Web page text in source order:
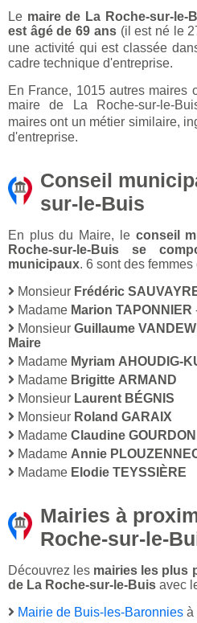
Le maire de La Roche-sur-le-
est âgé de 69 ans(il est né le
une activité qui est classée
cadre technique d'entreprise.
En France, 1015 autres maires
maire de La Roche-sur-le-
maires ont un métier similaire,
d'entreprise.
Conseil
sur-le-Buis
En plus du Maire, le conseil
Roche-sur-le-Buis se
municipaux. 6 sont des
Monsieur Frédéric
Madame Marion TAPONNIER
Monsieur Guillaume
Maire
Madame Myriam AHOUDIG-
Madame Brigitte ARMAND
Monsieur Laurent BÉGNIS
Monsieur Roland GARAIX
Madame Claudine GOURDON
Madame Annie
Madame Elodie TEYSSIÈRE
Mairies à
Roche-sur-le-
Découvrez les mairies les plus
de La Roche-sur-le-Buis avec
Mairie de Buis-les-Baronnies à